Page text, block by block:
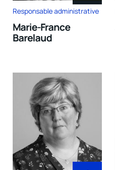
Responsable administrative
Marie-France
Barelaud